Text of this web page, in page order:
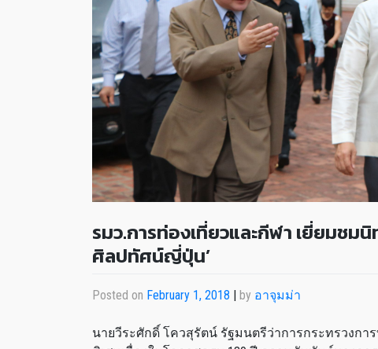
รมว.การท่องเที่ยวและกีฬา เยี่ยมชม
ศิลปทัศน์ญี่ปุ่น’
Posted on February 1, 2018 by อาจุมม่า
นายวีระศักดิ์ โควสุรัตน์ รัฐมนตรีว่าการกระทรวงกา